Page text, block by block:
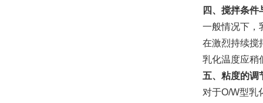
四、搅拌条件
一般情况下，
在激烈持续搅
乳化温度应稍
五、粘度的调
对于O/W型乳